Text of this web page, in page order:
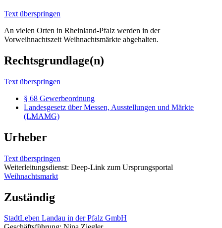
Text überspringen
An vielen Orten in Rheinland-Pfalz werden in der
Vorweihnachtszeit Weihnachtsmärkte abgehalten.
Rechtsgrundlage(n)
Text überspringen
§ 68 Gewerbeordnung
Landesgesetz über Messen, Ausstellungen und Märkte
(LMAMG)
Urheber
Text überspringen
Weiterleitungsdienst: Deep-Link zum Ursprungsportal
Weihnachtsmarkt
Zuständig
StadtLeben Landau in der Pfalz GmbH